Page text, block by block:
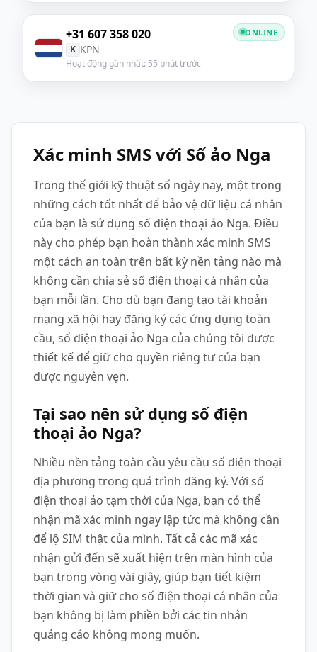
+31 607 358 020
K KPN
Hoạt động gần nhất: 55 phút trước
ONLINE
Xác minh SMS với Số ảo Nga
Trong thế giới kỹ thuật số ngày nay, một trong
những cách tốt nhất để bảo vệ dữ liệu cá nhân
của bạn là sử dụng số điện thoại ảo Nga. Điều
này cho phép bạn hoàn thành xác minh SMS
một cách an toàn trên bất kỳ nền tảng nào mà
không cần chia sẻ số điện thoại cá nhân của
bạn mỗi lần. Cho dù bạn đang tạo tài khoản
mạng xã hội hay đăng ký các ứng dụng toàn
cầu, số điện thoại ảo Nga của chúng tôi được
thiết kế để giữ cho quyền riêng tư của bạn
được nguyên vẹn.
Tại sao nên sử dụng số điện
thoại ảo Nga?
Nhiều nền tảng toàn cầu yêu cầu số điện thoại
địa phương trong quá trình đăng ký. Với số
điện thoại ảo tạm thời của Nga, bạn có thể
nhận mã xác minh ngay lập tức mà không cần
để lộ SIM thật của mình. Tất cả các mã xác
nhận gửi đến sẽ xuất hiện trên màn hình của
bạn trong vòng vài giây, giúp bạn tiết kiệm
thời gian và giữ cho số điện thoại cá nhân của
bạn không bị làm phiền bởi các tin nhắn
quảng cáo không mong muốn.